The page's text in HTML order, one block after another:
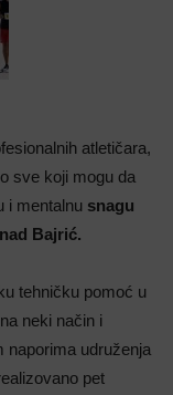
atletičara,
sve koji mogu da
i mentalnu snagu
Bajrić.
tehničku pomoć u
neki način i
naporima udruženja
pet